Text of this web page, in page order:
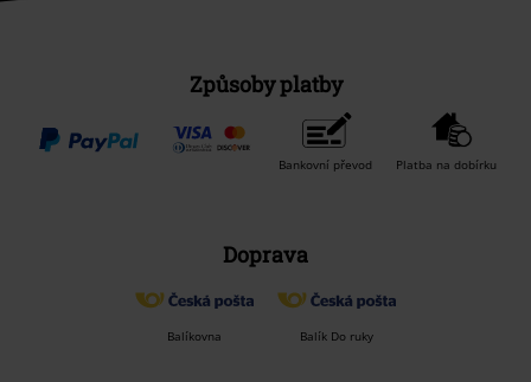
Způsoby platby
Bankovní převod Platba na dobírku
Doprava
Balíkovna Balík Do ruky